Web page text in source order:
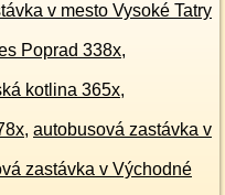
v mesto Vysoké Tatry
Poprad 338x,
kotlina 365x,
, autobusová zastávka v
zastávka v Východné